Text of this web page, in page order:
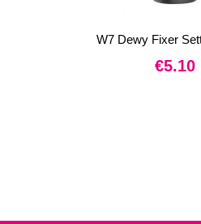
W7 Dewy Fixer
€5.10